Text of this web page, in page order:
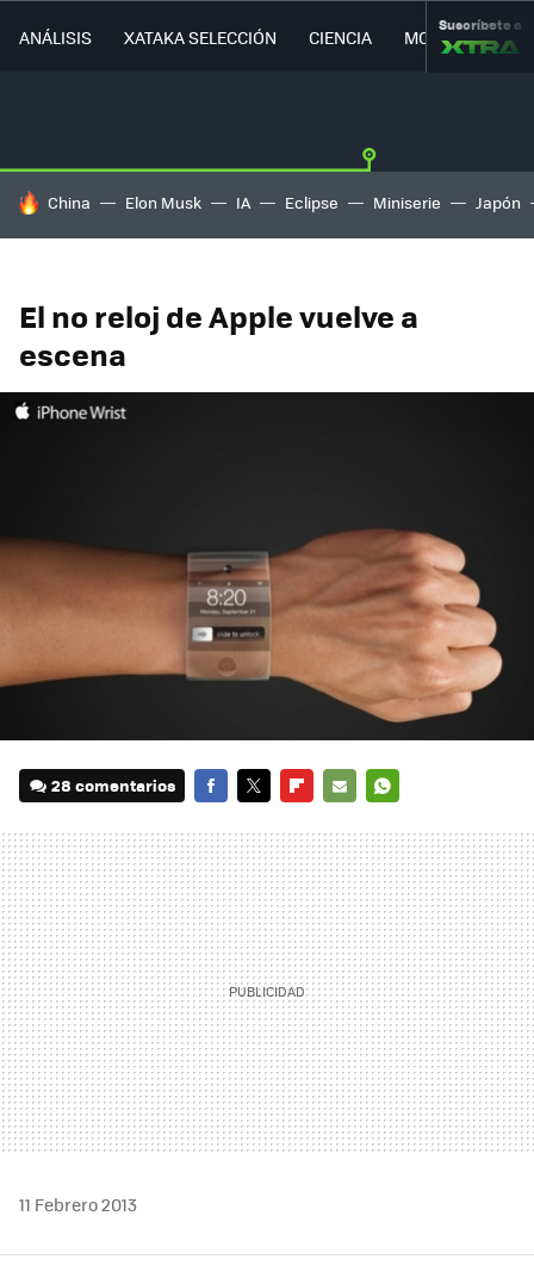
ANÁLISIS XATAKA SELECCIÓN CIENCIA MOVILIDAD
Suscríbete a
HOY SE HABLA DE
China Elon Musk IA Eclipse Miniserie Japón
El no reloj de Apple vuelve a
escena
28 comentarios
MAIL
11 Febrero 2013